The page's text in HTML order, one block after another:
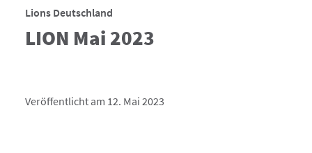
Lions Deutschland
LION Mai 2023
Veröffentlicht am 12. Mai 2023